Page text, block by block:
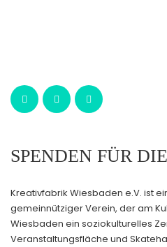
SPENDEN FÜR
Kreativfabrik Wiesbaden e.V. ist
gemeinnütziger Verein, der am
Wiesbaden ein soziokulturelles
Veranstaltungsfläche und